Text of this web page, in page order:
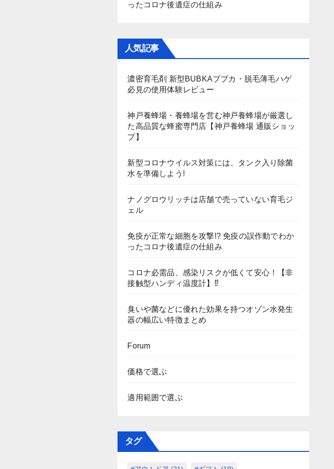
ったコロナ後遺症の仕組み
人気記事
濃密育毛剤 新型BUBKAブブカ・脱毛薄毛ハゲ
必見の使用体験レビュー
神戸養蜂場・養蜂場を営む神戸養蜂場が厳選し
た高品質な蜂蜜専門店【神戸養蜂場 通販ショッ
プ】
新型コロナウイルス対策には、タンク入り除菌
水を準備しよう!
ナノグロウリッチは店舗で売っていない育毛ジ
ェル
免疫が正常な細胞を攻撃!? 免疫の誤作動でわか
ったコロナ後遺症の仕組み
コロナ必需品、感染リスクが低くて安心！【非
接触型ハンディ温度計】⁉
臭いや菌などに優れた効果を持つオゾン水発生
器の幅広い特徴まとめ
Forum
価格で選ぶ
適用範囲で選ぶ
タグ